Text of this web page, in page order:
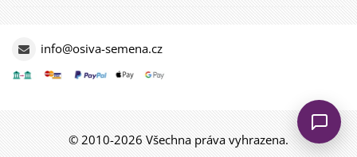
info@osiva-semena.cz
© 2010-2026 Všechna práva vyhrazena.